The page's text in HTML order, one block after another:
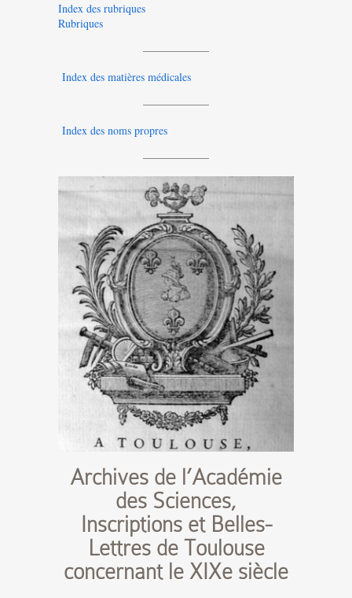
Index des rubriques
Rubriques
——————
Index des matières médicales
——————
Index des noms propres
——————
Archives de l’Académie
des Sciences,
Inscriptions et Belles-
Lettres de Toulouse
concernant le XIXe siècle